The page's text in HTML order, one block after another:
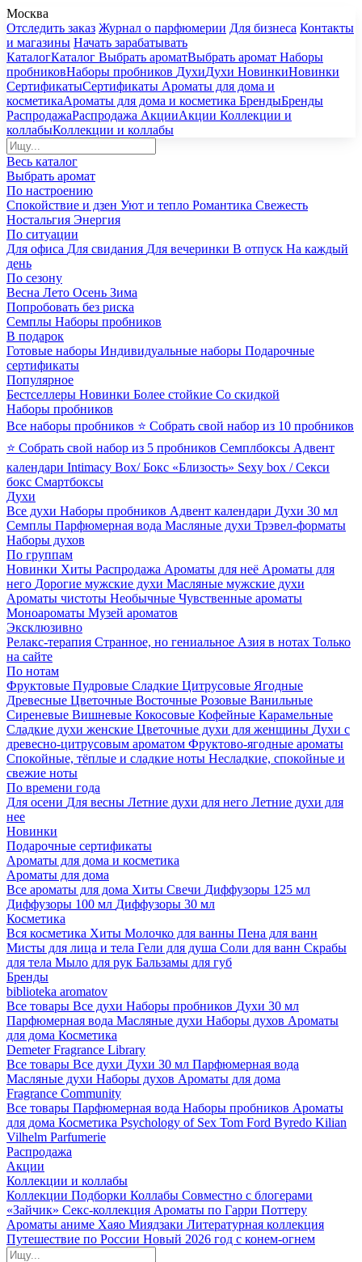
Москва
Отследить заказ Журнал о парфюмерии Для бизнеса Контакты
и магазины Начать зарабатывать
КаталогКаталог Выбрать ароматВыбрать аромат Наборы
пробниковНаборы пробников ДухиДухи НовинкиНовинки
СертификатыСертификаты Ароматы для дома и
косметикаАроматы для дома и косметика БрендыБренды
РаспродажаРаспродажа АкцииАкции Коллекции и
коллабыКоллекции и коллабы
Весь каталог
Выбрать аромат
По настроению
Спокойствие и дзен Уют и тепло Романтика Свежесть
Ностальгия Энергия
По ситуации
Для офиса Для свидания Для вечеринки В отпуск На каждый
день
По сезону
Весна Лето Осень Зима
Попробовать без риска
Семплы Наборы пробников
В подарок
Готовые наборы Индивидуальные наборы Подарочные
сертификаты
Популярное
Бестселлеры Новинки Более стойкие Со скидкой
Наборы пробников
Все наборы пробников ⭐ Собрать свой набор из 10 пробников
⭐ Собрать свой набор из 5 пробников Семплбоксы Адвент
календари Intimacy Box/ Бокс «Близость» Sexy box / Секси
бокс Смартбоксы
Духи
Все духи Наборы пробников Адвент календари Духи 30 мл
Семплы Парфюмерная вода Масляные духи Трэвел-форматы
Наборы духов
По группам
Новинки Хиты Распродажа Ароматы для неё Ароматы для
него Дорогие мужские духи Масляные мужские духи
Ароматы чистоты Необычные Чувственные ароматы
Моноароматы Музей ароматов
Эксклюзивно
Релакс-терапия Странное, но гениальное Азия в нотах Только
на сайте
По нотам
Фруктовые Пудровые Сладкие Цитрусовые Ягодные
Древесные Цветочные Восточные Розовые Ванильные
Сиреневые Вишневые Кокосовые Кофейные Карамельные
Сладкие духи женские Цветочные духи для женщины Духи с
древесно-цитрусовым ароматом Фруктово-ягодные ароматы
Спокойные, тёплые и сладкие ноты Несладкие, спокойные и
свежие ноты
По времени года
Для осени Для весны Летние духи для него Летние духи для
нее
Новинки
Подарочные сертификаты
Ароматы для дома и косметика
Ароматы для дома
Все ароматы для дома Хиты Свечи Диффузоры 125 мл
Диффузоры 100 мл Диффузоры 30 мл
Косметика
Вся косметика Хиты Молочко для ванны Пена для ванн
Мисты для лица и тела Гели для душа Соли для ванн Скрабы
для тела Мыло для рук Бальзамы для губ
Бренды
biblioteka aromatov
Все товары Все духи Наборы пробников Духи 30 мл
Парфюмерная вода Масляные духи Наборы духов Ароматы
для дома Косметика
Demeter Fragrance Library
Все товары Все духи Духи 30 мл Парфюмерная вода
Масляные духи Наборы духов Ароматы для дома
Fragrance Community
Все товары Парфюмерная вода Наборы пробников Ароматы
для дома Косметика Psychology of Sex Tom Ford Byredo Kilian
Vilhelm Parfumerie
Распродажа
Акции
Коллекции и коллабы
Коллекции Подборки Коллабы Совместно с блогерами
«Зайчик» Секс-коллекция Ароматы по Гарри Поттеру
Ароматы аниме Хаяо Миядзаки Литературная коллекция
Путешествие по России Новый 2026 год с конем-огнем